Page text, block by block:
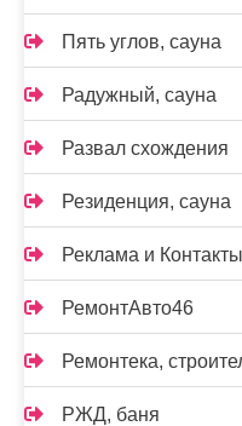
Пять углов, сауна
Радужный, сауна
Развал схождения
Резиденция, сауна
Реклама и Контакты
РемонтАвто46
Ремонтека,
РЖД, баня